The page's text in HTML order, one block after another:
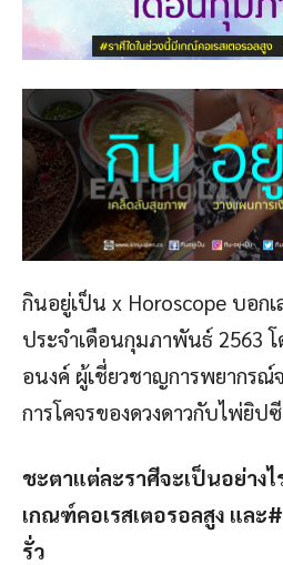
กินอยู่เป็น x Horoscope บอกเ
ประจำเดือนกุมภาพันธ์ 2563 โ
อนงค์ ผู้เชี่ยวชาญการพยากรณ์
การโคจรของดวงดาวกับไพ่ยิปซี
ชะตาแต่ละราศีจะเป็นอย่าง
เกณฑ์คอเรสเตอรอลสูง และ
รั่ว